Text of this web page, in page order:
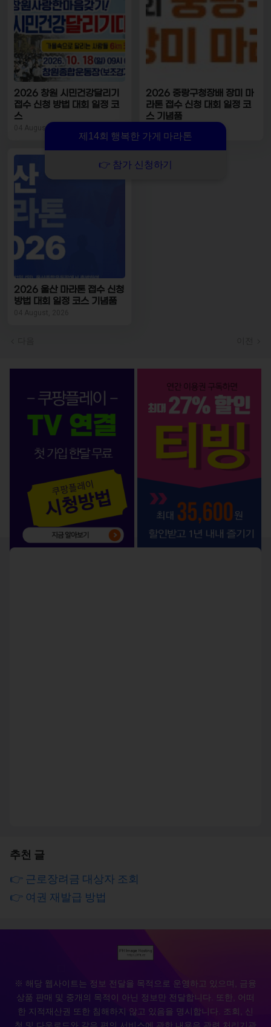
제14회 행복한 가게 마라톤
👉 참가 신청하기
2026 창원 시민건강달리기
접수 신청 방법 대회 일정 코
스
04 August, 2026
2026 중랑구청장배 장미 마
라톤 접수 신청 대회 일정 코
스 기념품
2026 울산 마라톤 접수 신청
방법 대회 일정 코스 기념품
추천 글
👉 근로장려금 대상자 조회
👉 여권 재발급 방법
※ 해당 웹사이트는 정보 전달을 목적으로 운영하고 있으며, 금융
상품 판매 및 중개의 목적이 아닌 정보만 전달합니다. 또한, 어떠
한 지적재산권 또한 침해하지 않고 있음을 명시합니다. 조회, 신
청 및 다운로드와 같은 편의 서비스에 관한 내용은 관련 처리기관